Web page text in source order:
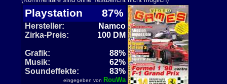
Playstation 87%
Hersteller:
Namco
Zirka-Preis:
100 DM
Grafik:
88%
Musik:
62%
Soundeffekte:
83%
eingegeben von RouWa